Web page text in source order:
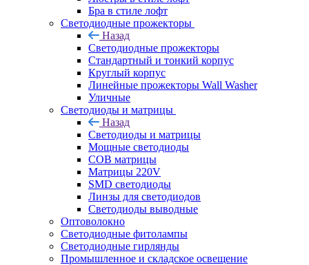
Бра в стиле лофт
Светодиодные прожекторы
Назад
Светодиодные прожекторы
Стандартный и тонкий корпус
Круглый корпус
Линейные прожекторы Wall Washer
Уличные
Светодиоды и матрицы
Назад
Светодиоды и матрицы
Мощные светодиоды
COB матрицы
Матрицы 220V
SMD светодиоды
Линзы для светодиодов
Светодиоды выводные
Оптоволокно
Светодиодные фитолампы
Светодиодные гирлянды
Промышленное и складское освещение